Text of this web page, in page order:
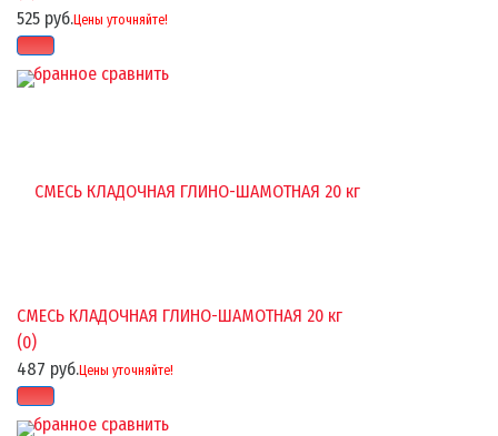
избранное сравнить
525 руб.Цены уточняйте!
избранное сравнить
СМЕСЬ КЛАДОЧНАЯ ГЛИНО-ШАМОТНАЯ 20 кг
(0)
487 руб.Цены уточняйте!